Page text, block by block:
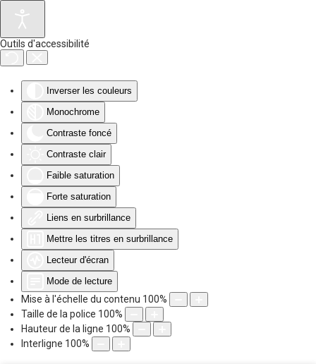
Outils d'accessibilité
Inverser les couleurs
Monochrome
Contraste foncé
Contraste clair
Faible saturation
Forte saturation
Liens en surbrillance
Mettre les titres en surbrillance
Lecteur d'écran
Mode de lecture
Mise à l'échelle du contenu 100%
Taille de la police 100%
Hauteur de la ligne 100%
Interligne 100%
Accéder au contenu principal